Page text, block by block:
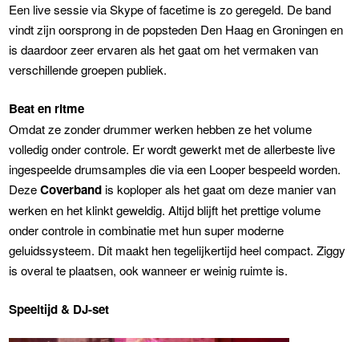
Een live sessie via Skype of facetime is zo geregeld. De band
vindt zijn oorsprong in de popsteden Den Haag en Groningen en
is daardoor zeer ervaren als het gaat om het vermaken van
verschillende groepen publiek.
Beat en ritme
Omdat ze zonder drummer werken hebben ze het volume
volledig onder controle. Er wordt gewerkt met de allerbeste live
ingespeelde drumsamples die via een Looper bespeeld worden.
DezeCoverband is koploper als het gaat om deze manier van
werken en het klinkt geweldig. Altijd blijft het prettige volume
onder controle in combinatie met hun super moderne
geluidssysteem. Dit maakt hen tegelijkertijd heel compact. Ziggy
is overal te plaatsen, ook wanneer er weinig ruimte is.
Speeltijd & DJ-set